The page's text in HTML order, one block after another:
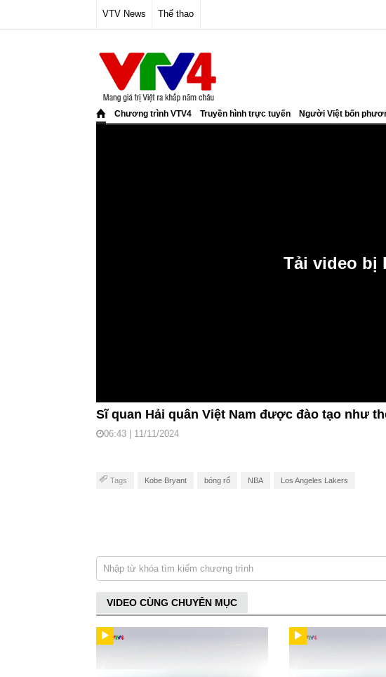
VTV News Thể thao
Chương trình VTV4 Truyền hình trực tuyến Người Việt bốn
Sĩ quan Hải quân Việt Nam được đào tạo như
06:43 | 11/11/2024
Tags Kobe Bryant bóng rổ NBA Los Angeles Lakers
VIDEO CÙNG CHUYÊN MỤC